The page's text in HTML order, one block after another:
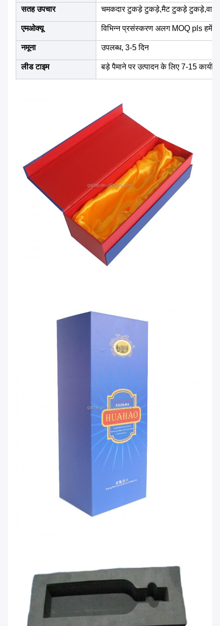
सतह उपचार
चमकदार टुकड़े टुकड़े,मैट टुकड़े
एमओक्यू विभिन्न प्रसंस्करण अलग MOQ pls हमें
नमूना उपलब्ध, 3-5 दिन
लीड टाइम बड़े पैमाने पर उत्पादन के लिए 7-15